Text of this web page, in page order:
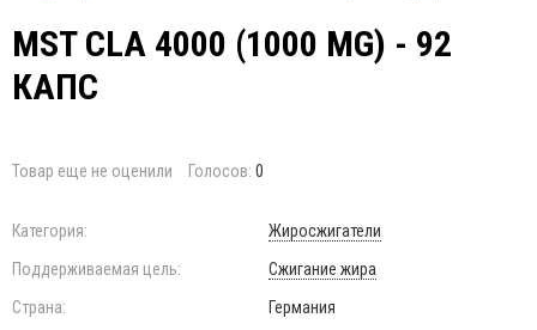
MST CLA 4000 (1000 MG) - 92
КАПС
Товар еще не оценили Голосов: 0
Категория:
Жиросжигатели
Поддерживаемая цель:
Сжигание жира
Страна:
Германия